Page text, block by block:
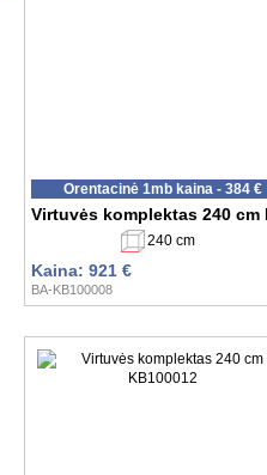
Orentacinė 1mb kaina - 384 €
Virtuvės komplektas 240 cm
240 cm
Kaina: 921 €
BA-KB100008